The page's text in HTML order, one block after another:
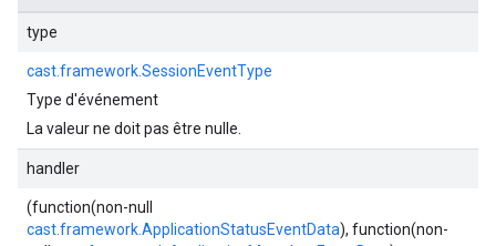
type
cast.framework.SessionEventType
Type d'événement
La valeur ne doit pas être nulle.
handler
(function(non-null
cast.framework.ApplicationStatusEventData), function(non-